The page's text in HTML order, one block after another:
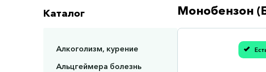
Каталог
Алкоголизм, курение
Альцгеймера болезнь
Монобензон
Спасибо, мы